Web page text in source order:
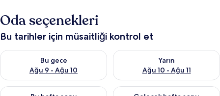
Oda seçenekleri
Bu tarihler için müsaitliği kontrol et
Bu gece
Ağu 9 - Ağu 10
Bu gece için müsaitliği kontrol et Ağu 9 - Ağu 10
Yarın
Ağu 10 - Ağu 11
Yarın için müsaitliği kontrol et
Bu hafta sonu için müsaitliği kontrol et Ağu 14 - Ağu 16
Önümüzdeki hafta sonu için